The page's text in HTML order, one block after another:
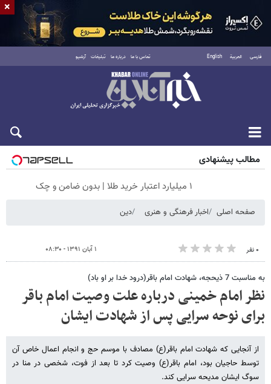
فارسی العربية English تماس با ما درباره ما تبلیغات آرشیو
پنجشنبه ۱۵ مرداد ۱۴۰۵
مطالب پیشنهادی
۱ میلیارد اعتبار خرید طلا | بدون ضامن و چک
صفحه اصلی اخبار فرهنگی و هنری دین
۰ نفر ۱ آبان ۱۳۹۱ - ۰۸:۳۰
به مناسبت 7 ذیحجه، شهادت امام باقر(درود خدا بر او باد)
نظر امام خمینی درباره علت وصیت امام باقر
برای نوحه سرایی پس از شهادت ایشان
از آنجایی که شهادت امام باقر(ع) مصادف با موسم حج و انجام اعمال خاص آن
توسط حاجیان بود، امام باقر(ع) وصیت کرد تا بعد از فوت، شخصی در منا در
سوگ ایشان مدیحه سرایی کند.
×